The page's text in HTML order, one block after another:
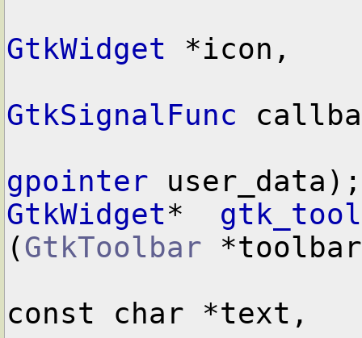
GtkWidget *icon,
GtkSignalFunc
gpointer
GtkWidget*
(GtkToolbar
const char *text,